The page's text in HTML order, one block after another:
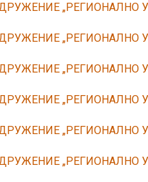
„РЕГИОНАЛНО
„РЕГИОНАЛНО
„РЕГИОНАЛНО
„РЕГИОНАЛНО
„РЕГИОНАЛНО
„РЕГИОНАЛНО